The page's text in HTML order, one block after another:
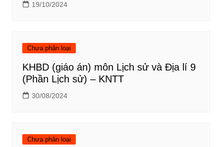
19/10/2024
Chưa phân loại
KHBD (giáo án) môn Lịch sử và Địa lí 9
(Phần Lịch sử) – KNTT
30/08/2024
Chưa phân loại